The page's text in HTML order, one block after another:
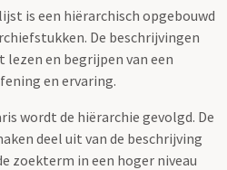
is een hiërarchisch opgebouwd
De beschrijvingen
en begrijpen van een
en ervaring.
wordt de hiërarchie gevolgd. De
deel uit van de beschrijving
zoekterm in een hoger niveau